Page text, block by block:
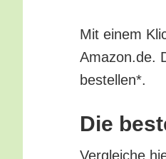
Mit einem
Amazon.de.
bestellen*.
Die
Ver­glei­che